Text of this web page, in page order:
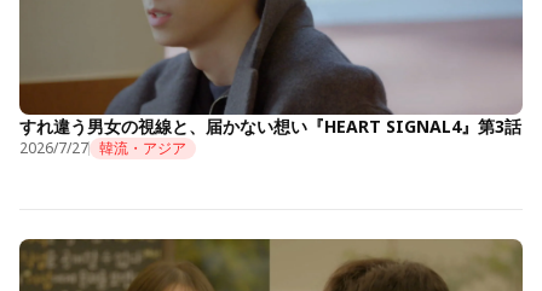
すれ違う男女の視線と、届かない想い『HEART SIGNAL4』第3話
2026/7/27 韓流・アジア